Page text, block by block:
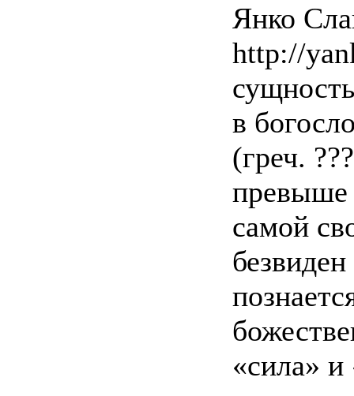
Янко
http://
в
(греч.
превыше
самой
«сила»